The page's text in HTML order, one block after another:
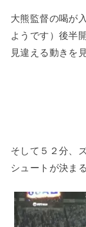
大熊監督の喝が
ようです）後半
見違える動きを
そして５２分、
シュートが決ま